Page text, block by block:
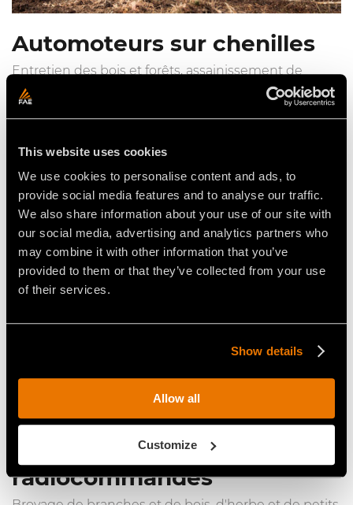
This website uses cookies
We use cookies to personalise content and ads, to
provide social media features and to analyse our traffic.
We also share information about your use of our site with
our social media, advertising and analytics partners who
may combine it with other information that you’ve
provided to them or that they’ve collected from your use
of their services.
Show details
Allow all
Customize
Automoteurs sur chenilles
Entretien des bois et forêts, assainissement de
terrains agricoles, création de lignes coupe-feu,
entretien des lignes électriques, des oléoducs et des
Découvrez les automoteurs sur chenilles
Automoteurs sur chenilles
radiocommandés